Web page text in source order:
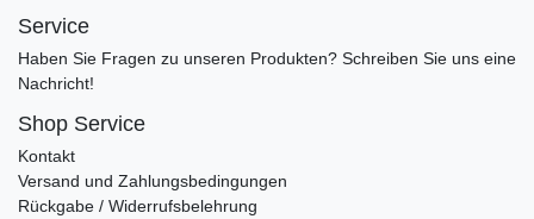
Service
Haben Sie Fragen zu unseren Produkten? Schreiben Sie uns eine
Nachricht!
Shop Service
Kontakt
Versand und Zahlungsbedingungen
Rückgabe / Widerrufsbelehrung